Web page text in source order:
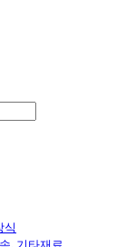
식